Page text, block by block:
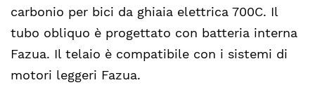
carbonio per bici da ghiaia elettrica 700C. Il
tubo obliquo è progettato con batteria interna
Fazua. Il telaio è compatibile con i sistemi di
motori leggeri Fazua.